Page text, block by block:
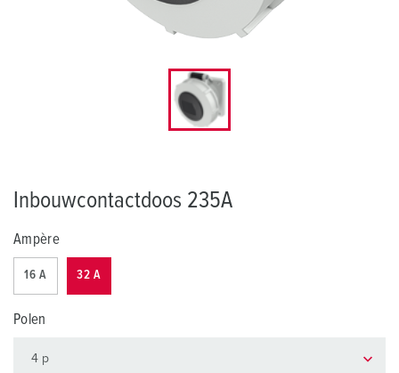
Inbouwcontactdoos 235A
Ampère
16 A 32 A
Polen